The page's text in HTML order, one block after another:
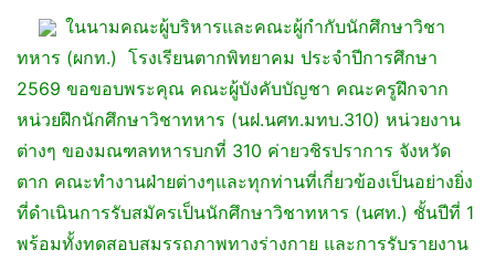
ในนามคณะผู้บริหารและคณะผู้กำกับนักศึกษาวิชา
ทหาร (ผกท.) โรงเรียนตากพิทยาคม ประจำปีการศึกษา
2569 ขอขอบพระคุณ คณะผู้บังคับบัญชา คณะครูฝึกจาก
หน่วยฝึกนักศึกษาวิชาทหาร (นฝ.นศท.มทบ.310) หน่วยงาน
ต่างๆ ของมณฑลทหารบกที่ 310 ค่ายวชิรปราการ จังหวัด
ตาก คณะทำงานฝ่ายต่างๆและทุกท่านที่เกี่ยวข้องเป็นอย่างยิ่ง
ที่ดำเนินการรับสมัครเป็นนักศึกษาวิชาทหาร (นศท.) ชั้นปีที่ 1
พร้อมทั้งทดสอบสมรรถภาพทางร่างกาย และการรับรายงาน